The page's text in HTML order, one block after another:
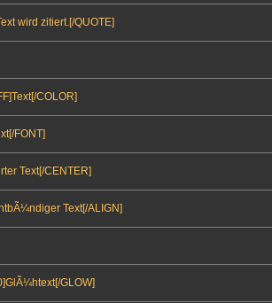
wird zitiert.[/QUOTE]
COLOR]
FONT]
Text[/CENTER]
Text[/ALIGN]
GLOW]